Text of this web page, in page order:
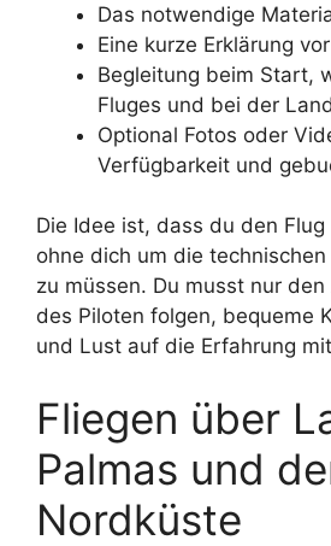
Das notwendige
Eine kurze Erklärung
Begleitung beim Start,
Fluges und bei der
Optional Fotos oder
Verfügbarkeit und
Die Idee ist, dass du den
ohne dich um die
zu müssen. Du musst nur
des Piloten folgen, bequeme
und Lust auf die Erfahrung
Fliegen über
Palmas und
Nordküste